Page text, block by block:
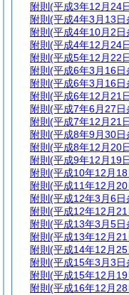
附則 (平成3年12月24
附則 (平成4年3月13日
附則 (平成4年10月2日
附則 (平成4年12月24
附則 (平成5年12月22
附則 (平成6年3月16日
附則 (平成6年3月16日
附則 (平成6年12月21
附則 (平成7年6月27日
附則 (平成7年12月21
附則 (平成8年9月30日
附則 (平成8年12月20
附則 (平成9年12月19
附則 (平成10年12月
附則 (平成11年12月
附則 (平成12年3月6日
附則 (平成12年12月
附則 (平成13年3月5日
附則 (平成13年12月
附則 (平成14年12月
附則 (平成15年3月3日
附則 (平成15年12月
附則 (平成16年12月